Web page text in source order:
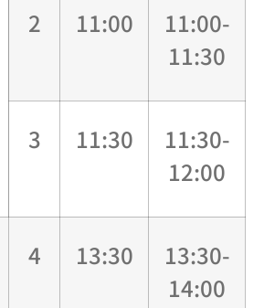
2 11:00
11:00-
11:30
3 11:30
11:30-
12:00
4 13:30
13:30-
14:00